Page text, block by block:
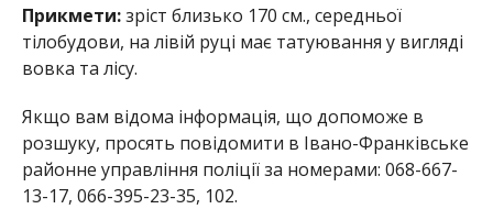
Прикмети:зріст близько 170 см., середньої
тілобудови, на лівій руці має татуювання у вигляді
вовка та лісу.
Якщо вам відома інформація, що допоможе в
розшуку, просять повідомити в Івано-Франківське
районне управління поліції за номерами: 068-667-
13-17, 066-395-23-35, 102.